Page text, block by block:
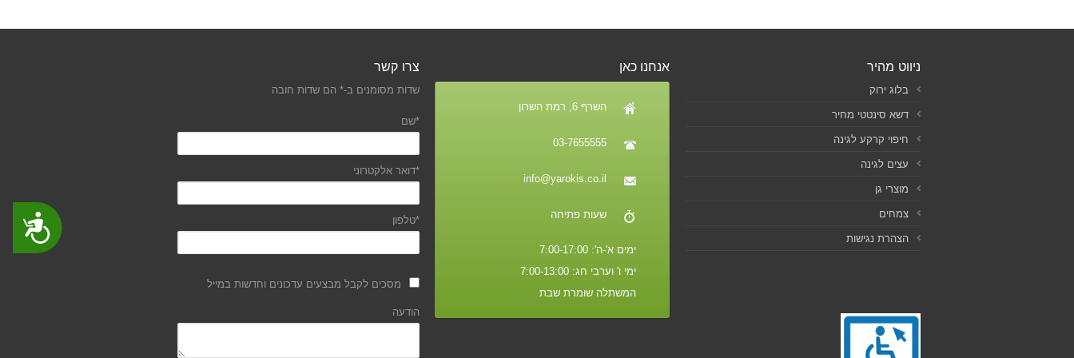
נגישות
ניווט מהיר
בלוג ירוק
דשא סינטטי מחיר
חיפוי קרקע לגינה
עצים לגינה
מוצרי גן
צמחים
הצהרת נגישות
אנחנו כאן
השרף 6, רמת השרון
03-7655555
info@yarokis.co.il
שעות פתיחה
ימים א'-ה': 7:00-17:00
ימי ו' וערבי חג: 7:00-13:00
המשתלה שומרת שבת
צרו קשר
שדות מסומנים ב-* הם שדות חובה
*שם
*דואר אלקטרוני
*טלפון
מסכים לקבל מבצעים עדכונים וחדשות במייל
הודעה